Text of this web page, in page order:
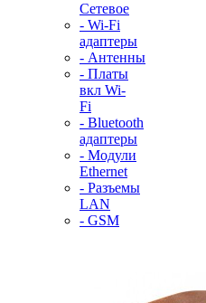
Сетевое
- Wi-Fi
адаптеры
- Антенны
- Платы
вкл Wi-
Fi
- Bluetooth
адаптеры
- Модули
Ethernet
- Разъемы
LAN
- GSM